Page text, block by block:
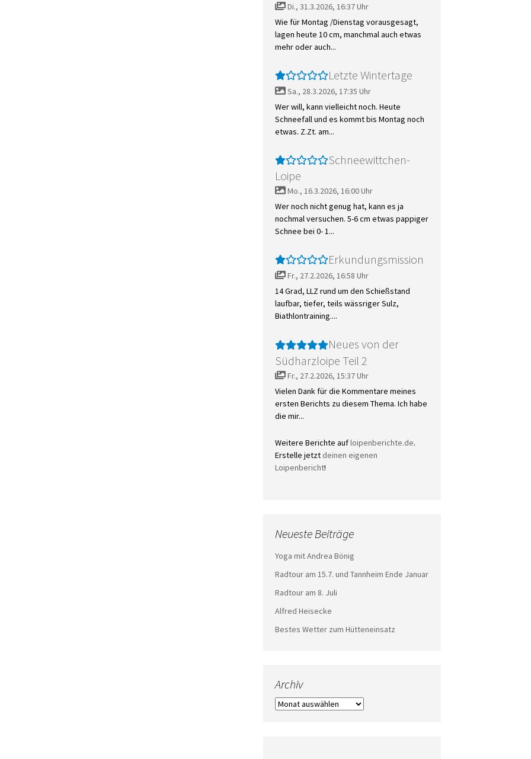
Di., 31.3.2026, 16:37 Uhr
Wie für Montag /Dienstag vorausgesagt,
lagen heute 10 cm, manchmal auch etwas
mehr oder auch...
Letzte Wintertage
Sa., 28.3.2026, 17:35 Uhr
Wer will, kann vielleicht noch. Heute
Schneefall und es kommt bis Montag noch
etwas. Z.Zt. am...
Schneewittchen-
Loipe
Mo., 16.3.2026, 16:00 Uhr
Wer noch nicht genug hat, kann es ja
nochmal versuchen. 5-6 cm etwas pappiger
Schnee bei 0- 1...
Erkundungsmission
Fr., 27.2.2026, 16:58 Uhr
14 Grad, LLZ rund um den Schießstand
laufbar, tiefer, teils wässriger Sulz,
Biathlontraining....
Neues von der
Südharzloipe Teil 2
Fr., 27.2.2026, 15:37 Uhr
Vielen Dank für die Kommentare meines
ersten Berichts zu diesem Thema. Ich habe
die mir...
Weitere Berichte aufloipenberichte.de.
Erstelle jetzt deinen eigenen
Loipenbericht!
Neueste Beiträge
Yoga mit Andrea Bönig
Radtour am 15.7. und Tannheim Ende Januar
Radtour am 8. Juli
Alfred Heisecke
Bestes Wetter zum Hütteneinsatz
Archiv
Archiv